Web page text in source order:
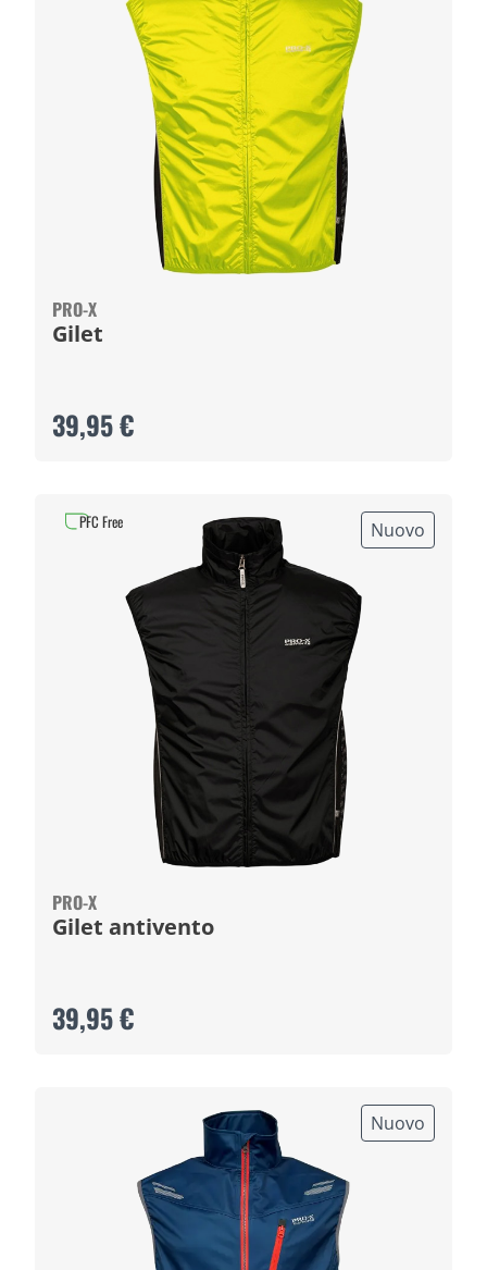
PRO-X
Gilet
39,95 €
Nuovo
PRO-X
Gilet antivento
39,95 €
PFC Free
Nuovo